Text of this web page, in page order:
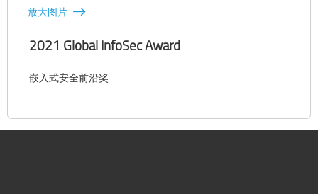
放大图片
2021 Global InfoSec Award
嵌入式安全前沿奖